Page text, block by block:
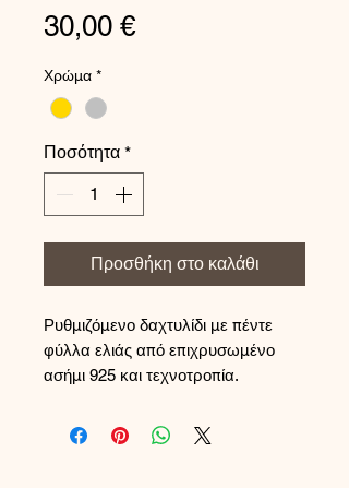
30,00 €Τιμή
Χρώμα *
Ποσότητα *
Προσθήκη στο καλάθι
Ρυθμιζόμενο δαχτυλίδι με πέντε
φύλλα ελιάς από επιχρυσωμένο
ασήμι 925 και τεχνοτροπία.